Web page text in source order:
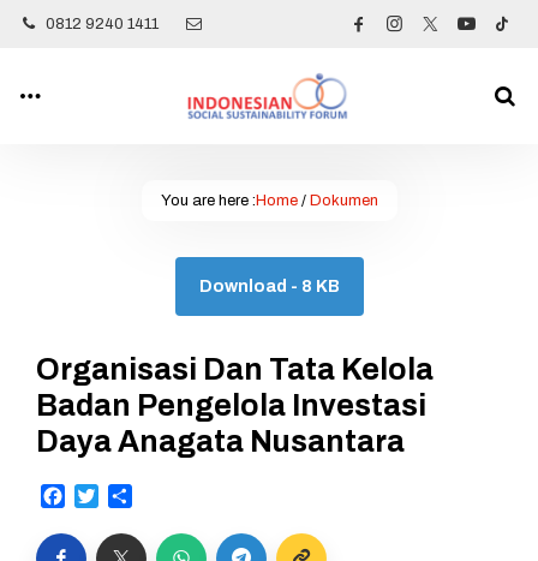
0812 9240 1411
You are here : Home/ Dokumen
Download - 8 KB
Organisasi Dan Tata Kelola
Badan Pengelola Investasi
Daya Anagata Nusantara
Facebook
Twitter